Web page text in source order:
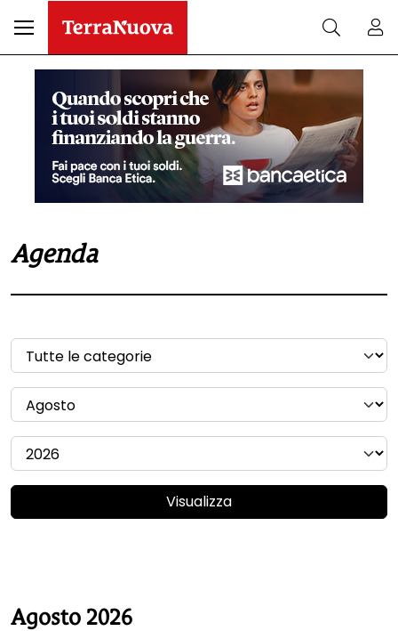
Agenda
Visualizza
Agosto 2026